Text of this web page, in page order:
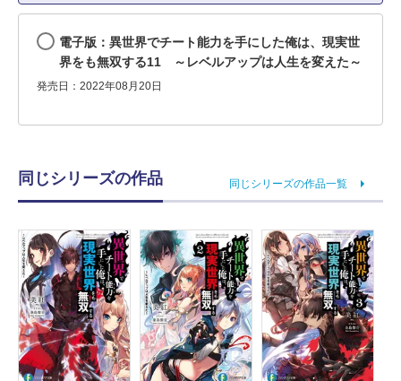
電子版：異世界でチート能力を手にした俺は、現実世
界をも無双する11 ～レベルアップは人生を変えた～
発売日：2022年08月20日
同じシリーズの作品 同じシリーズの作品一覧